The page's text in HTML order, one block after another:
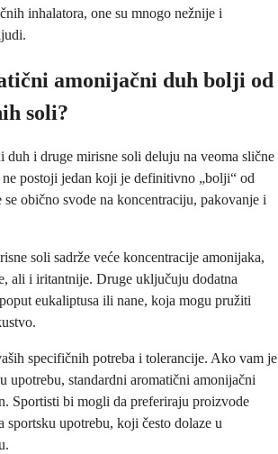
inhalatora, one su mnogo nežnije i
amonijačni duh bolji od
soli?
duh i druge mirisne soli deluju na veoma slične
ne postoji jedan koji je definitivno „bolji“ od
obično svode na koncentraciju, pakovanje i
soli sadrže veće koncentracije amonijaka,
ali i iritantnije. Druge uključuju dodatna
eukaliptusa ili nane, koja mogu pružiti
specifičnih potreba i tolerancije. Ako vam je
upotrebu, standardni aromatični amonijačni
Sportisti bi mogli da preferiraju proizvode
sportsku upotrebu, koji često dolaze u